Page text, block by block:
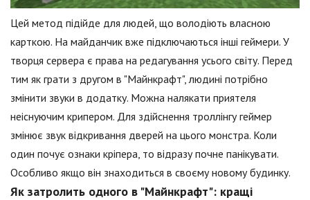
Цей метод підійде для людей, що володіють власною
карткою. На майданчик вже підключаються інші геймери. У
творця сервера є права на редагування усього світу. Перед
тим як грати з другом в "Майнкрафт", людині потрібно
змінити звуки в додатку. Можна налякати приятеля
неіснуючим крипером. Для здійснення троллінгу геймер
змінює звук відкривання дверей на цього монстра. Коли
один почує ознаки кріпера, то відразу почне панікувати.
Особливо якщо він знаходиться в своєму новому будинку.
Як затролить одного в "Майнкрафт": кращі